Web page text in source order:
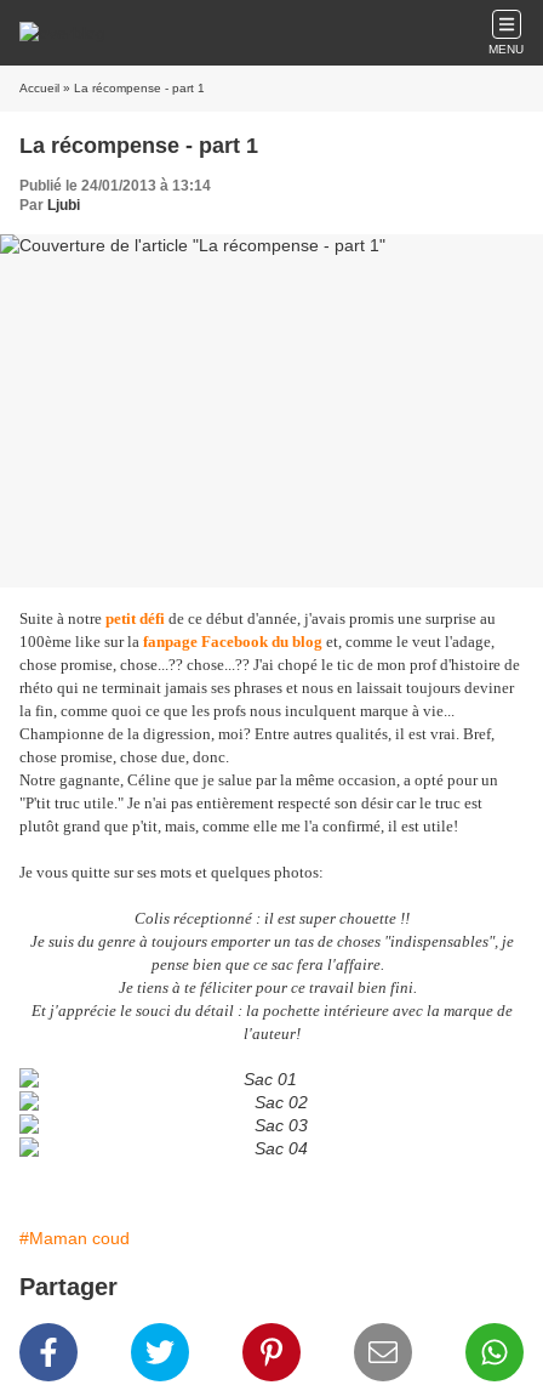
MENU
Accueil » La récompense - part 1
La récompense - part 1
Publié le 24/01/2013 à 13:14
Par Ljubi
Suite à notre petit défi de ce début d'année, j'avais promis une surprise au
100ème like sur la fanpage Facebook du blog et, comme le veut l'adage,
chose promise, chose...?? chose...?? J'ai chopé le tic de mon prof d'histoire de
rhéto qui ne terminait jamais ses phrases et nous en laissait toujours deviner
la fin, comme quoi ce que les profs nous inculquent marque à vie...
Championne de la digression, moi? Entre autres qualités, il est vrai. Bref,
chose promise, chose due, donc.
Notre gagnante, Céline que je salue par la même occasion, a opté pour un
"P'tit truc utile." Je n'ai pas entièrement respecté son désir car le truc est
plutôt grand que p'tit, mais, comme elle me l'a confirmé, il est utile!
Je vous quitte sur ses mots et quelques photos:
Colis réceptionné : il est super chouette !!
Je suis du genre à toujours emporter un tas de choses "indispensables", je
pense bien que ce sac fera l'affaire.
Je tiens à te féliciter pour ce travail bien fini.
Et j'apprécie le souci du détail : la pochette intérieure avec la marque de
l'auteur!
#Maman coud
Partager